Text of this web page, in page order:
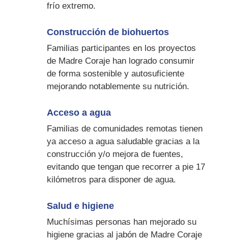
frío extremo.
Construcción de biohuertos
Familias participantes en los proyectos
de Madre Coraje han logrado consumir
de forma sostenible y autosuficiente
mejorando notablemente su nutrición.
Acceso a agua
Familias de comunidades remotas tienen
ya acceso a agua saludable gracias a la
construcción y/o mejora de fuentes,
evitando que tengan que recorrer a pie 17
kilómetros para disponer de agua.
Salud e higiene
Muchísimas personas han mejorado su
higiene gracias al jabón de Madre Coraje